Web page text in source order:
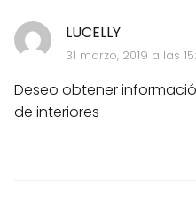
LUCELLY
31 marzo, 2019 a las
Deseo obtener
de interiores